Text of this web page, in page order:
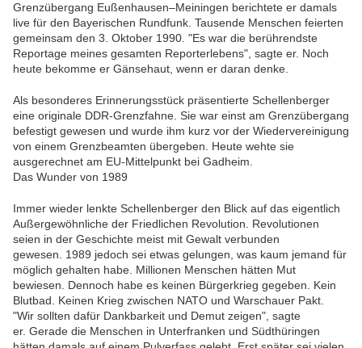
Grenzübergang Eußenhausen–Meiningen berichtete er damals
live für den Bayerischen Rundfunk. Tausende Menschen feierten
gemeinsam den 3. Oktober 1990. "Es war die berührendste
Reportage meines gesamten Reporterlebens", sagte er. Noch
heute bekomme er Gänsehaut, wenn er daran denke.
Als besonderes Erinnerungsstück präsentierte Schellenberger
eine originale DDR-Grenzfahne. Sie war einst am Grenzübergang
befestigt gewesen und wurde ihm kurz vor der Wiedervereinigung
von einem Grenzbeamten übergeben. Heute wehte sie
ausgerechnet am EU-Mittelpunkt bei Gadheim.
Das Wunder von 1989
Immer wieder lenkte Schellenberger den Blick auf das eigentlich
Außergewöhnliche der Friedlichen Revolution. Revolutionen
seien in der Geschichte meist mit Gewalt verbunden
gewesen. 1989 jedoch sei etwas gelungen, was kaum jemand für
möglich gehalten habe. Millionen Menschen hätten Mut
bewiesen. Dennoch habe es keinen Bürgerkrieg gegeben. Kein
Blutbad. Keinen Krieg zwischen NATO und Warschauer Pakt.
"Wir sollten dafür Dankbarkeit und Demut zeigen", sagte
er. Gerade die Menschen in Unterfranken und Südthüringen